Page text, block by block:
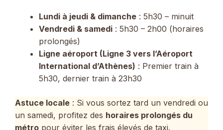
Lundi à jeudi & dimanche : 5h30 – minuit
Vendredi & samedi : 5h30 – 2h00 (horaires
prolongés)
Ligne aéroport (Ligne 3 vers l’Aéroport
International d’Athènes) : Premier train à
5h30, dernier train à 23h30
Astuce locale : Si vous sortez tard un vendredi ou
un samedi, profitez des horaires prolongés du
métro pour éviter les frais élevés de taxi.